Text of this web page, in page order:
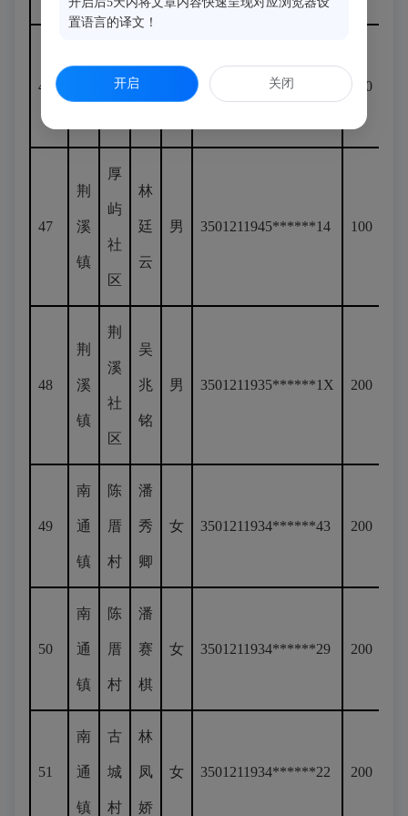
46 口 3501211945******62 100
47
荆
溪
镇
厚
屿
社
区
林
廷
云
男 3501211945******14 100
48
荆
溪
镇
荆
溪
社
区
吴
兆
铭
男 3501211935******1X 200
49
南
通
镇
陈
厝
村
潘
秀
卿
女 3501211934******43 200
50
南
通
镇
陈
厝
村
潘
赛
棋
女 3501211934******29 200
51
南
通
镇
古
城
村
林
凤
娇
女 3501211934******22 200
置语言的译文！
开启 关闭